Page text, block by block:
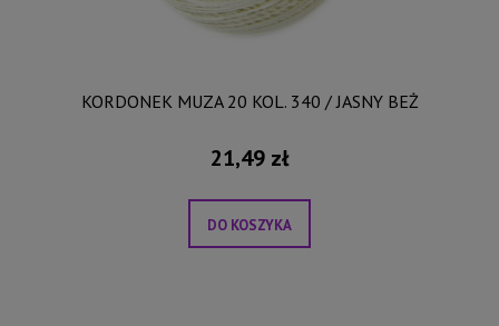
KORDONEK MUZA 20 KOL. 340 / JASNY BEŻ
21,49 zł
DO KOSZYKA